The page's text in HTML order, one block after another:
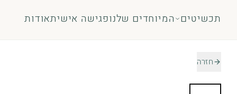
תכשיטים המיוחדים שלנופגישה אישיתאודות
חזרה